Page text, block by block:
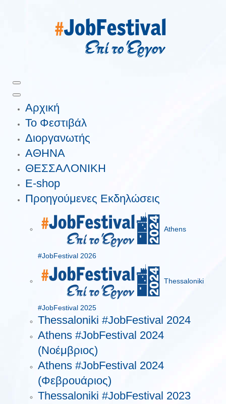
Αρχική
Το Φεστιβάλ
Διοργανωτής
ΑΘΗΝΑ
ΘΕΣΣΑΛΟΝΙΚΗ
E-shop
Προηγούμενες Εκδηλώσεις
Athens
#JobFestival 2026
Thessaloniki
#JobFestival 2025
Thessaloniki #JobFestival 2024
Athens #JobFestival 2024
(Νοέμβριος)
Athens #JobFestival 2024
(Φεβρουάριος)
Thessaloniki #JobFestival 2023